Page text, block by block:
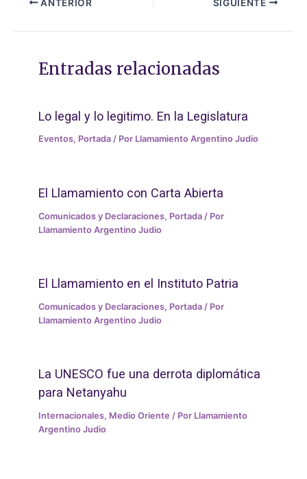
ANTERIOR SIGUIENTE
Entradas relacionadas
Lo legal y lo legitimo. En la Legislatura
Eventos, Portada / Por Llamamiento Argentino Judio
El Llamamiento con Carta Abierta
Comunicados y Declaraciones, Portada / Por
Llamamiento Argentino Judio
El Llamamiento en el Instituto Patria
Comunicados y Declaraciones, Portada / Por
Llamamiento Argentino Judio
La UNESCO fue una derrota diplomática
para Netanyahu
Internacionales, Medio Oriente / Por Llamamiento
Argentino Judio